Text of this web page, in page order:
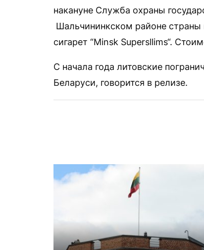
накануне Служба охраны
Шальчининкском районе
сигарет “Minsk Supersllims“.
С начала года литовские
Беларуси, говорится в релизе.